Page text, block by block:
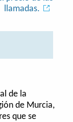
llamadas.
de la
de Murcia,
que se